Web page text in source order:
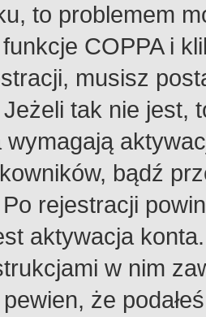
to problemem
COPPA i
musisz
tak nie jest,
wymagają
bądź
rejestracji
aktywacja
w nim
że